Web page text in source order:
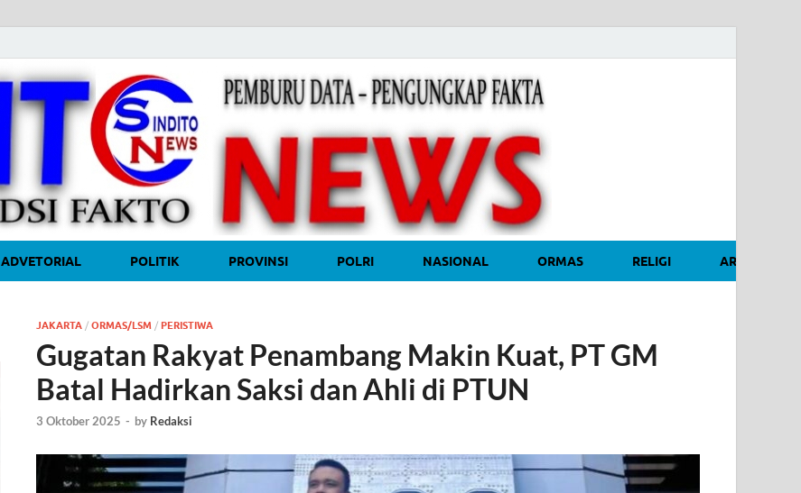
ADVETORIAL POLITIK PROVINSI POLRI NASIONAL ORMAS RELIGI ARTIKEL
JAKARTA / ORMAS/LSM / PERISTIWA
Gugatan Rakyat Penambang Makin Kuat, PT GM
Batal Hadirkan Saksi dan Ahli di PTUN
3 Oktober 2025 - by Redaksi